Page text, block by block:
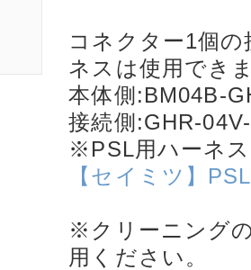
コネクター1個
ネスは使用でき
本体側:BM04B-
接続側:GHR-
※PSL用ハーネ
【セイミツ】
※クリーニング
用ください。